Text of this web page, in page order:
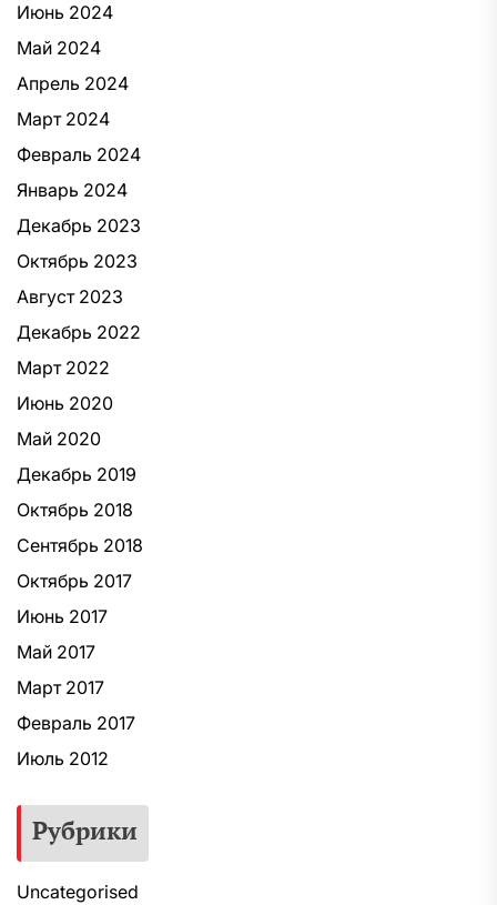
Июнь 2024
Май 2024
Апрель 2024
Март 2024
Февраль 2024
Январь 2024
Декабрь 2023
Октябрь 2023
Август 2023
Декабрь 2022
Март 2022
Июнь 2020
Май 2020
Декабрь 2019
Октябрь 2018
Сентябрь 2018
Октябрь 2017
Июнь 2017
Май 2017
Март 2017
Февраль 2017
Июль 2012
Рубрики
Uncategorised